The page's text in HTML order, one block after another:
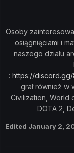
Osoby
osiągnięciami i
naszego działu
: https://
grał również w
Civilization, World
DOTA 2,
Edited January 2,